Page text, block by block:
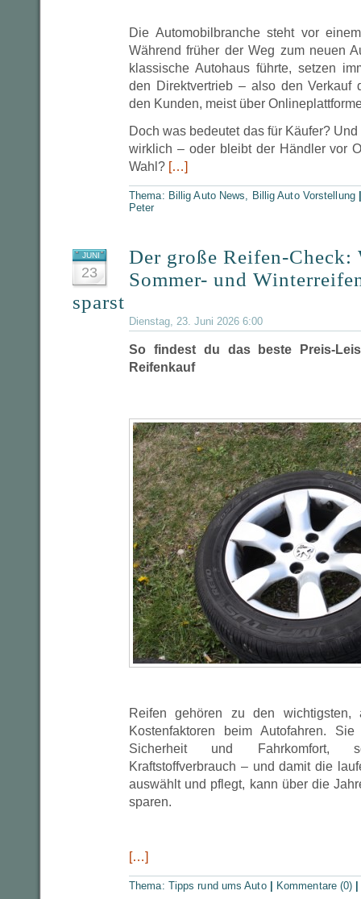
Die Automobilbranche steht vor
Während früher der Weg zum neuen
klassische Autohaus führte, setzen
den Direktvertrieb – also den Verkauf
den Kunden, meist über
Doch was bedeutet das für Käufer?
wirklich – oder bleibt der Händler vor
Wahl? […]
Thema: Billig Auto News, Billig Auto Vorstellung
Peter
JUNI
23
Der große Reifen-Check:
Sommer- und
sparst
Dienstag, 23. Juni 2026 6:00
So findest du das beste Preis-
Reifenkauf
Reifen gehören zu den wichtigsten,
Kostenfaktoren beim Autofahren.
Sicherheit und Fahrkomfort,
Kraftstoffverbrauch – und damit die
auswählt und pflegt, kann über die
sparen.
[…]
Thema: Tipps rund ums Auto Kommentare (0)